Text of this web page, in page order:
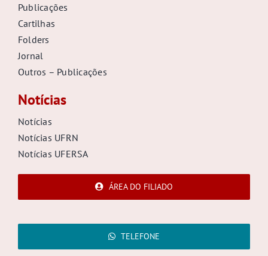
Publicações
Cartilhas
Folders
Jornal
Outros – Publicações
Notícias
Notícias
Notícias UFRN
Notícias UFERSA
ÁREA DO FILIADO
TELEFONE